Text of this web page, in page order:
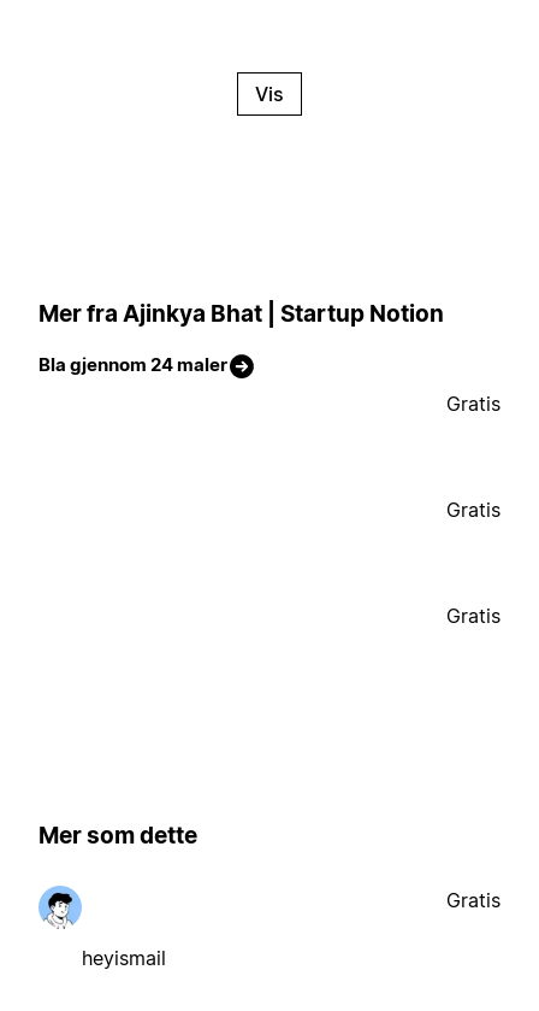
Vis
Mer fra Ajinkya Bhat | Startup Notion
Bla gjennom 24 maler
Gratis
Gratis
Gratis
Mer som dette
heyismail
Gratis